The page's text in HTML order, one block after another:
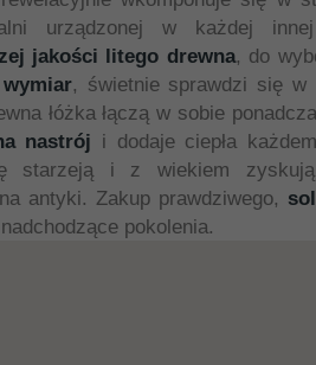
urządzonej w każdej
jakości litego drewna, do
, świetnie sprawdzi się w
łóżka łączą w sobie
nastrój i dodaje ciepła
starzeją i z wiekiem
antyki. Zakup prawdziwego,
pokolenia.